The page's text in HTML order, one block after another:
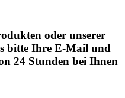
oder unserer
bitte Ihre E-Mail und
24 Stunden bei Ihnen